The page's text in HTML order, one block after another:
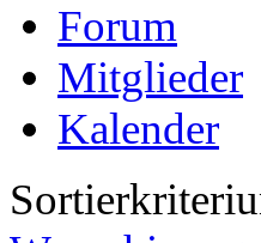
Forum
Mitglieder
Kalender